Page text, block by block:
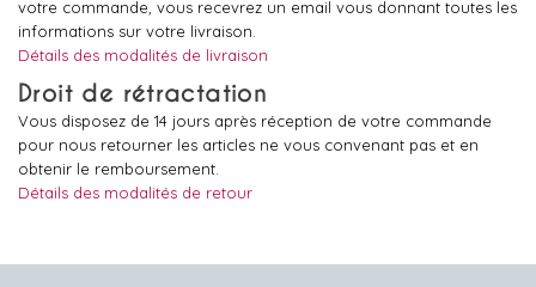
votre commande, vous recevrez un email vous donnant toutes les
informations sur votre livraison.
Détails des modalités de livraison
Droit de rétractation
Vous disposez de 14 jours après réception de votre commande
pour nous retourner les articles ne vous convenant pas et en
obtenir le remboursement.
Détails des modalités de retour